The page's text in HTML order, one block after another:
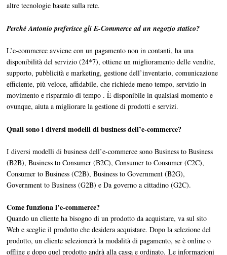
altre tecnologie basate sulla rete.
Perché Antonio preferisce gli E-Commerce ad un negozio statico?
L’e-commerce avviene con un pagamento non in contanti, ha una
disponibilità del servizio (24*7), ottiene un miglioramento delle vendite,
supporto, pubblicità e marketing, gestione dell’inventario, comunicazione
efficiente, più veloce, affidabile, che richiede meno tempo, servizio in
movimento e risparmio di tempo . È disponibile in qualsiasi momento e
ovunque, aiuta a migliorare la gestione di prodotti e servizi.
Quali sono i diversi modelli di business dell’e-commerce?
I diversi modelli di business dell’e-commerce sono Business to Business
(B2B), Business to Consumer (B2C), Consumer to Consumer (C2C),
Consumer to Business (C2B), Business to Government (B2G),
Government to Business (G2B) e Da governo a cittadino (G2C).
Come funziona l’e-commerce?
Quando un cliente ha bisogno di un prodotto da acquistare, va sul sito
Web e sceglie il prodotto che desidera acquistare. Dopo la selezione del
prodotto, un cliente selezionerà la modalità di pagamento, se è online o
offline e dopo quel prodotto andrà alla cassa e ordinato. Le informazioni